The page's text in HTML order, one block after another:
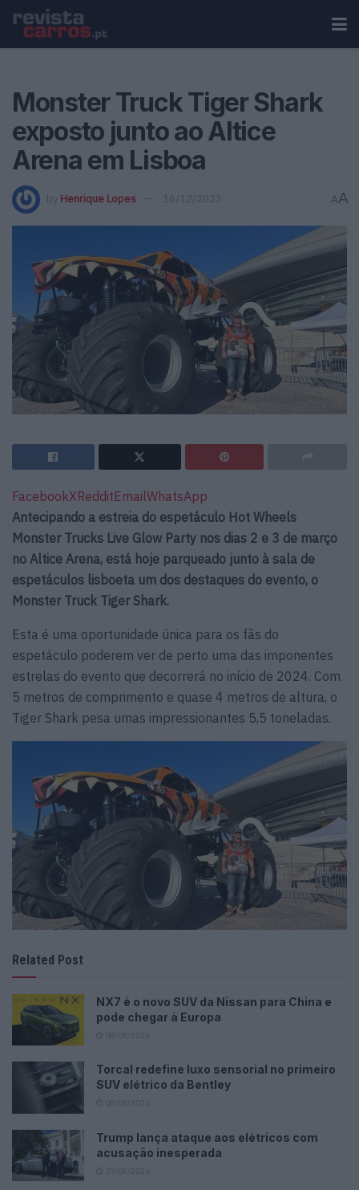
Monster Truck Tiger Shark
exposto junto ao Altice
Arena em Lisboa
by Henrique Lopes 16/12/2023 AA
FacebookXRedditEmailWhatsApp
Antecipando a estreia do espetáculo Hot Wheels
Monster Trucks Live Glow Party nos dias 2 e 3 de março
no Altice Arena, está hoje parqueado junto à sala de
espetáculos lisboeta um dos destaques do evento, o
Monster Truck Tiger Shark.
Esta é uma oportunidade única para os fãs do
espetáculo poderem ver de perto uma das imponentes
estrelas do evento que decorrerá no início de 2024. Com
5 metros de comprimento e quase 4 metros de altura, o
Tiger Shark pesa umas impressionantes 5,5 toneladas.
Related Post
NX7 é o novo SUV da Nissan para China e
pode chegar à Europa
Torcal redefine luxo sensorial no primeiro
SUV elétrico da Bentley
Trump lança ataque aos elétricos com
acusação inesperada